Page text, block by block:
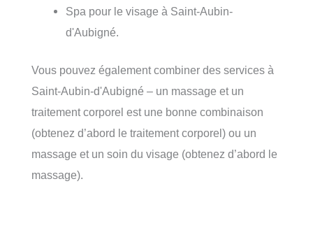
Spa pour le visage à Saint-Aubin-
d'Aubigné.
Vous pouvez également combiner des services à
Saint-Aubin-d'Aubigné – un massage et un
traitement corporel est une bonne combinaison
(obtenez d’abord le traitement corporel) ou un
massage et un soin du visage (obtenez d’abord le
massage).